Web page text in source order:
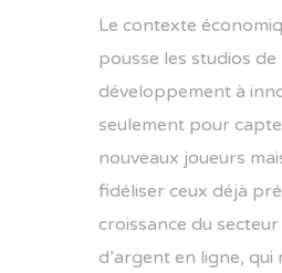
Le contexte
pousse les studios de
développement à
seulement pour
nouveaux joueurs
fidéliser ceux déjà
croissance du
d’argent en ligne,